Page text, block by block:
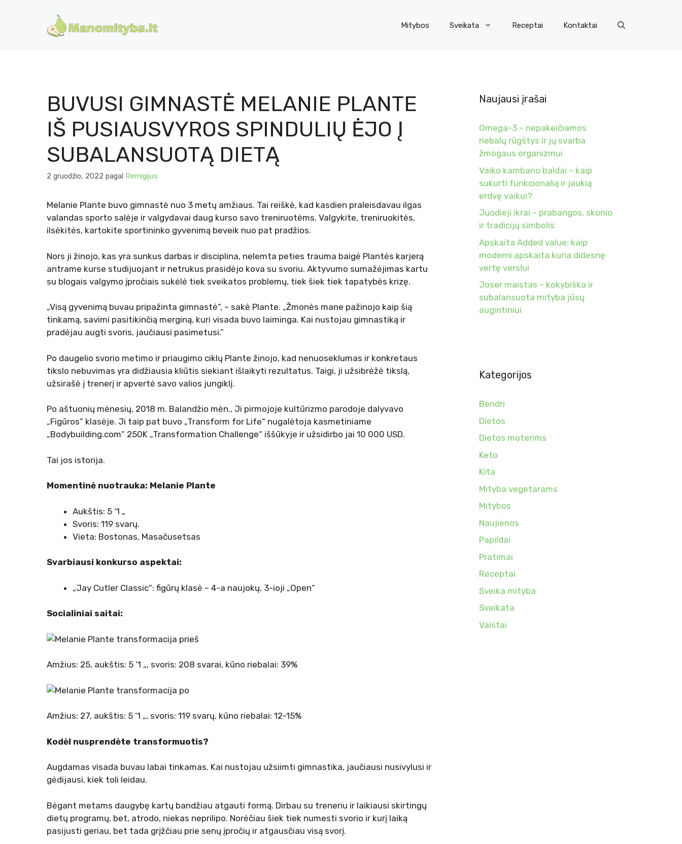
Mitybos Sveikata Receptai Kontaktai
BUVUSI GIMNASTĖ MELANIE PLANTE
IŠ PUSIAUSVYROS SPINDULIŲ ĖJO Į
SUBALANSUOTĄ DIETĄ
2 gruodžio, 2022 pagal Remigijus
Melanie Plante buvo gimnastė nuo 3 metų amžiaus. Tai reiškė, kad kasdien praleisdavau ilgas
valandas sporto salėje ir valgydavai daug kurso savo treniruotėms. Valgykite, treniruokitės,
ilsėkitės, kartokite sportininko gyvenimą beveik nuo pat pradžios.
Nors ji žinojo, kas yra sunkus darbas ir disciplina, nelemta peties trauma baigė Plantės karjerą
antrame kurse studijuojant ir netrukus prasidėjo kova su svoriu. Aktyvumo sumažėjimas kartu
su blogais valgymo įpročiais sukėlė tiek sveikatos problemų, tiek šiek tiek tapatybės krizę.
„Visą gyvenimą buvau pripažinta gimnastė“, – sakė Plante. „Žmonės mane pažinojo kaip šią
tinkamą, savimi pasitikinčią merginą, kuri visada buvo laiminga. Kai nustojau gimnastiką ir
pradėjau augti svoris, jaučiausi pasimetusi.”
Po daugelio svorio metimo ir priaugimo ciklų Plante žinojo, kad nenuoseklumas ir konkretaus
tikslo nebuvimas yra didžiausia kliūtis siekiant išlaikyti rezultatus. Taigi, ji užsibrėžė tikslą,
užsirašė į trenerį ir apvertė savo valios jungiklį.
Po aštuonių mėnesių, 2018 m. Balandžio mėn., Ji pirmojoje kultūrizmo parodoje dalyvavo
„Figūros“ klasėje. Ji taip pat buvo „Transform for Life“ nugalėtoja kasmetiniame
„Bodybuilding.com“ 250K „Transformation Challenge“ iššūkyje ir užsidirbo jai 10 000 USD.
Tai jos istorija.
Momentinė nuotrauka: Melanie Plante
Aukštis: 5 ‘1 „
Svoris: 119 svarų.
Vieta: Bostonas, Masačusetsas
Svarbiausi konkurso aspektai:
„Jay Cutler Classic“: figūrų klasė – 4-a naujokų, 3-ioji „Open“
Socialiniai saitai:
Amžius: 25, aukštis: 5 ‘1 „, svoris: 208 svarai, kūno riebalai: 39%
Amžius: 27, aukštis: 5 ‘1 „, svoris: 119 svarų, kūno riebalai: 12-15%
Kodėl nusprendėte transformuotis?
Augdamas visada buvau labai tinkamas. Kai nustojau užsiimti gimnastika, jaučiausi nusivylusi ir
gėdijausi, kiek toli leidau.
Bėgant metams daugybę kartų bandžiau atgauti formą. Dirbau su treneriu ir laikiausi skirtingų
dietų programų, bet, atrodo, niekas neprilipo. Norėčiau šiek tiek numesti svorio ir kurį laiką
pasijusti geriau, bet tada grįžčiau prie senų įpročių ir atgausčiau visą svorį.
Naujausi įrašai
Omega-3 – nepakeičiamos
riebalų rūgštys ir jų svarba
žmogaus organizmui
Vaiko kambario baldai – kaip
sukurti funkcionalią ir jaukią
erdvę vaikui?
Juodieji ikrai – prabangos, skonio
ir tradicijų simbolis
Apskaita Added value: kaip
moderni apskaita kuria didesnę
vertę verslui
Joser maistas – kokybiška ir
subalansuota mityba jūsų
augintiniui
Kategorijos
Bendri
Dietos
Dietos moterims
Keto
Kita
Mityba vegetarams
Mitybos
Naujienos
Papildai
Pratimai
Receptai
Sveika mityba
Sveikata
Vaistai